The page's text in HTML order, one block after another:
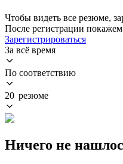
Чтобы видеть все резюме,
После регистрации
Зарегистрироваться
За всё время
По соответствию
20 резюме
Ничего не